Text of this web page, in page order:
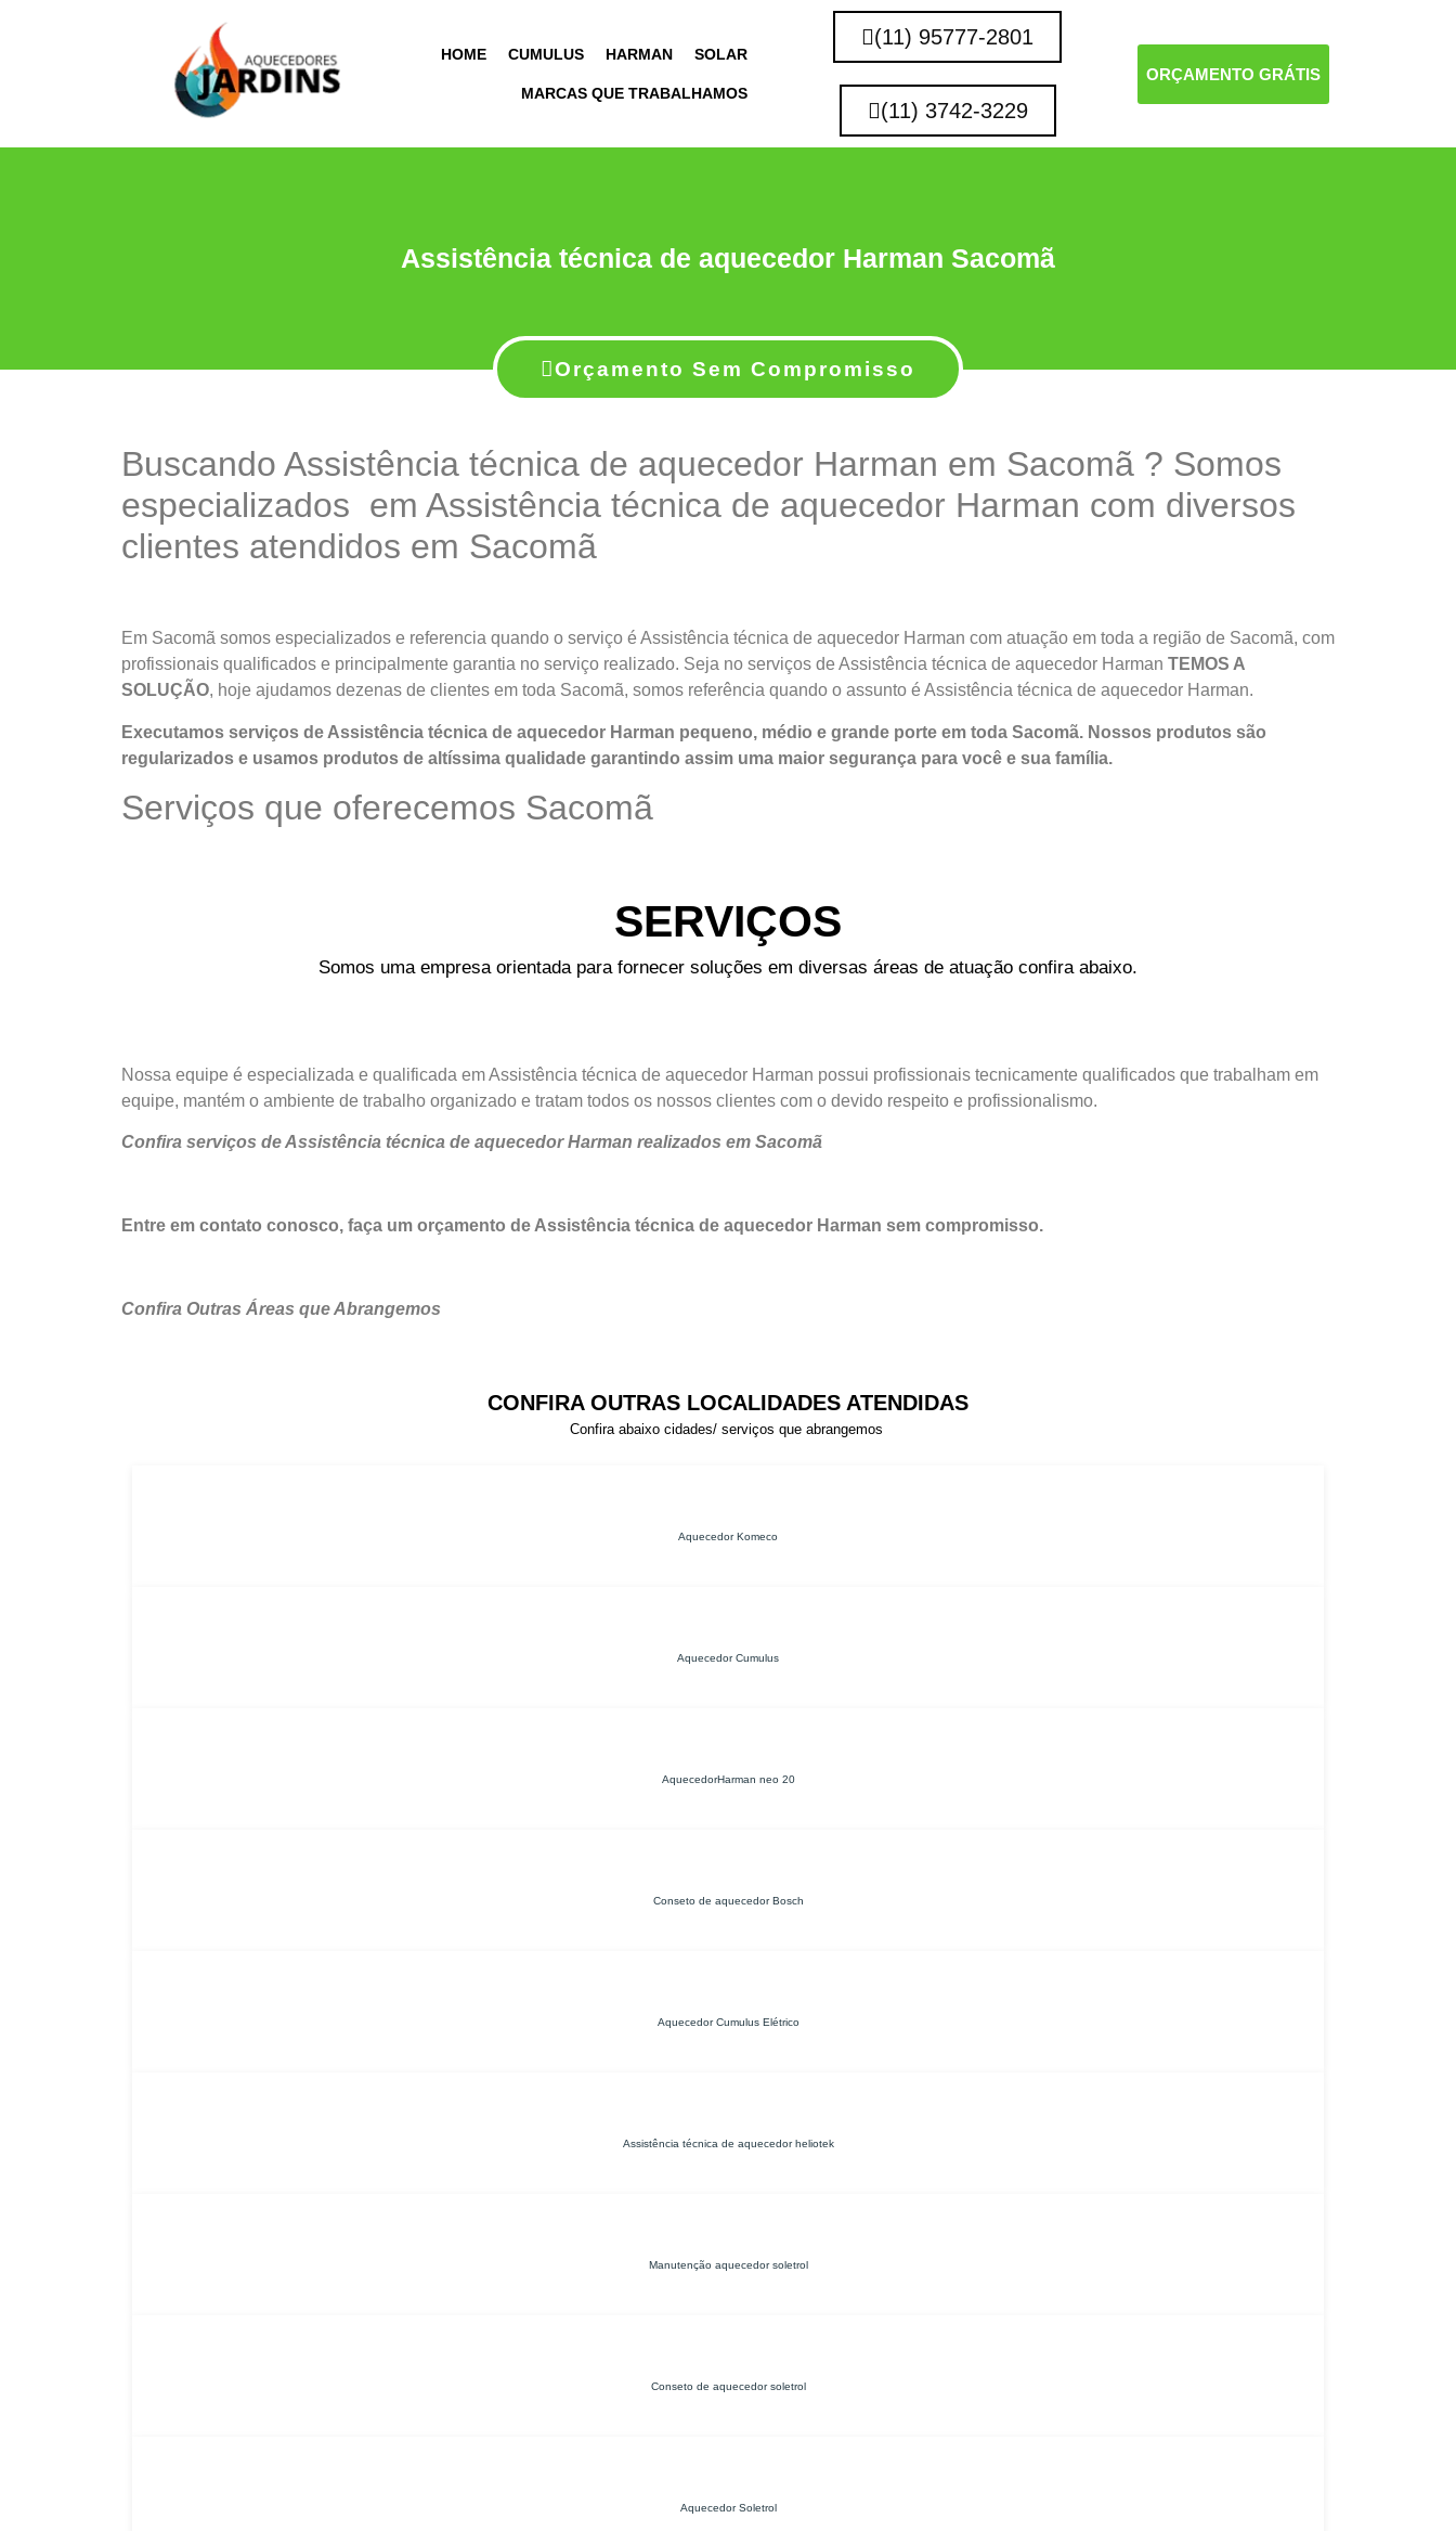
HOME CUMULUS HARMAN SOLAR
MARCAS QUE TRABALHAMOS
(11) 95777-2801
(11) 3742-3229
ORÇAMENTO GRÁTIS
Assistência técnica de aquecedor Harman Sacomã
Orçamento Sem Compromisso
Buscando Assistência técnica de aquecedor Harman em Sacomã ? Somos
especializados em Assistência técnica de aquecedor Harman com diversos
clientes atendidos em Sacomã
Em Sacomã somos especializados e referencia quando o serviço é Assistência técnica de aquecedor Harman com atuação em toda a região de Sacomã, com
profissionais qualificados e principalmente garantia no serviço realizado. Seja no serviços de Assistência técnica de aquecedor Harman TEMOS A
SOLUÇÃO, hoje ajudamos dezenas de clientes em toda Sacomã, somos referência quando o assunto é Assistência técnica de aquecedor Harman.
Executamos serviços de Assistência técnica de aquecedor Harman pequeno, médio e grande porte em toda Sacomã. Nossos produtos são
regularizados e usamos produtos de altíssima qualidade garantindo assim uma maior segurança para você e sua família.
Serviços que oferecemos Sacomã
SERVIÇOS
Somos uma empresa orientada para fornecer soluções em diversas áreas de atuação confira abaixo.
Nossa equipe é especializada e qualificada em Assistência técnica de aquecedor Harman possui profissionais tecnicamente qualificados que trabalham em
equipe, mantém o ambiente de trabalho organizado e tratam todos os nossos clientes com o devido respeito e profissionalismo.
Confira serviços de Assistência técnica de aquecedor Harman realizados em Sacomã
Entre em contato conosco, faça um orçamento de Assistência técnica de aquecedor Harman sem compromisso.
Confira Outras Áreas que Abrangemos
CONFIRA OUTRAS LOCALIDADES ATENDIDAS
Confira abaixo cidades/ serviços que abrangemos
Aquecedor Komeco
Aquecedor Cumulus
AquecedorHarman neo 20
Conseto de aquecedor Bosch
Aquecedor Cumulus Elétrico
Assistência técnica de aquecedor heliotek
Manutenção aquecedor soletrol
Conseto de aquecedor soletrol
Aquecedor Soletrol